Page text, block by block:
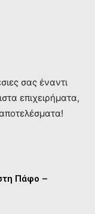
σας έναντι
επιχειρήματα,
Πάφο –